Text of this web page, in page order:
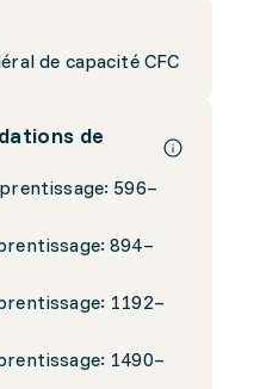
de capacité CFC
de
596–
894–
1192–
1490–